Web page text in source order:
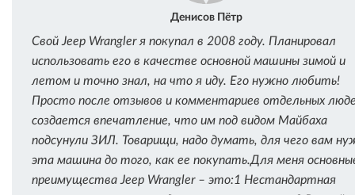
Денисов Пётр
Свой Jeep Wrangler я покупал в 2008 году. Планировал
использовать его в качестве основной машины зимой и
летом и точно знал, на что я иду. Его нужно любить!
Просто после отзывов и комментариев отдельных
создается впечатление, что им под видом Майбаха
подсунули ЗИЛ. Товарищи, надо думать, для чего вам
эта машина до того, как ее покупать.Для меня
преимущества Jeep Wrangler – это:1 Нестандартная